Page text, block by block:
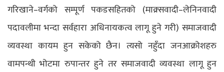
गरिखाने–वर्गको सम्पूर्ण पकडसहितको (माक्र्सवादी–लेनिनवादी
पदावलीमा भन्दा सर्वहारा अधिनायकत्व लागू हुने गरी) समाजवादी
व्यवस्था कायम हुन सकेको छैन। त्यसो नहुँदा जनआक्रोशहरु
वामपन्थी भोटमा रुपान्तर हुने तर समाजवादी व्यवस्था लागू हुन